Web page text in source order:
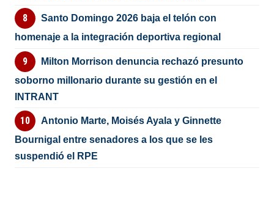
Santo Domingo 2026 baja el telón con
homenaje a la integración deportiva regional
Milton Morrison denuncia rechazó presunto
soborno millonario durante su gestión en el
INTRANT
Antonio Marte, Moisés Ayala y Ginnette
Bournigal entre senadores a los que se les
suspendió el RPE